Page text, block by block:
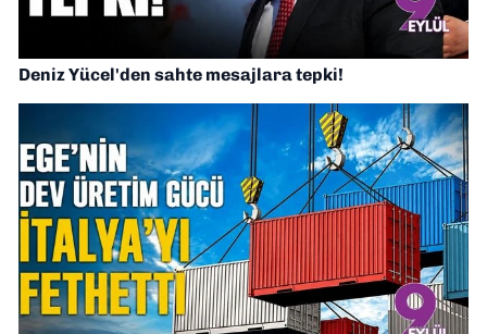
Deniz Yücel'den sahte mesajlara tepki!